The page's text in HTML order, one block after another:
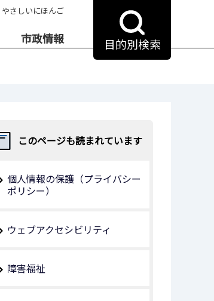
やさしいにほんご
市政情報 目的別検索
このページも読まれています
個人情報の保護（プライバシー
ポリシー）
ウェブアクセシビリティ
障害福祉